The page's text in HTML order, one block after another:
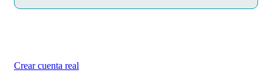
Crear cuenta real